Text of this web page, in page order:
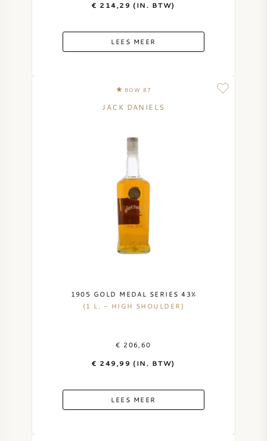
€ 214,29 (IN. BTW)
LEES MEER
BOW 87
JACK DANIELS
1905 GOLD MEDAL SERIES 43%
(1 L. - HIGH SHOULDER)
€ 206,60
€ 249,99 (IN. BTW)
LEES MEER